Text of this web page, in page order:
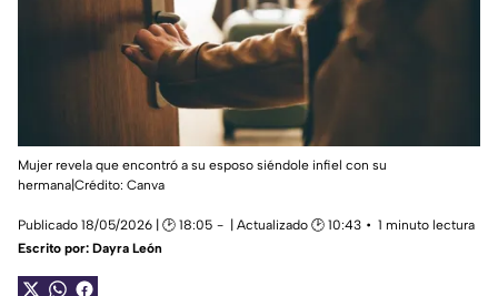
Mujer revela que encontró a su esposo siéndole infiel con su
hermana|Crédito: Canva
Publicado 18/05/2026 | 🕑 18:05 | Actualizado 🕑 10:43
1 minuto lectura
Escrito por: Dayra León